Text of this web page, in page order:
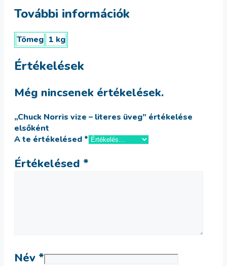
További információk
Tömeg 1 kg
Értékelések
Még nincsenek értékelések.
„Chuck Norris vize – literes üveg” értékelése
elsőként
A te értékelésed *
Értékelésed *
Név *